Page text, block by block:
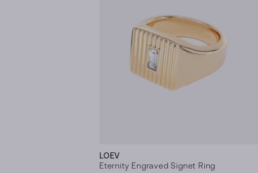
LOEV
Eternity Engraved Signet Ring